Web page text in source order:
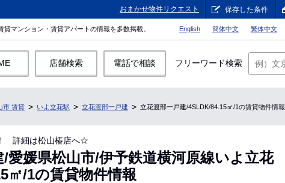
おまかせ物件リクエスト 保存した条件
マンション・賃貸アパートの情報を多数掲載。 English 簡体中文 繁体中文
店舗検索 電話で相談 フリーワード検索
市 賃貸 いよ立花駅 立花渡部一戸建 立花渡部一戸建/4SLDK/84.15㎡/1の賃貸物件情報
詳細は松山椿店へ☆
愛媛県松山市/伊予鉄道横河原線いよ立花
㎡/1の賃貸物件情報